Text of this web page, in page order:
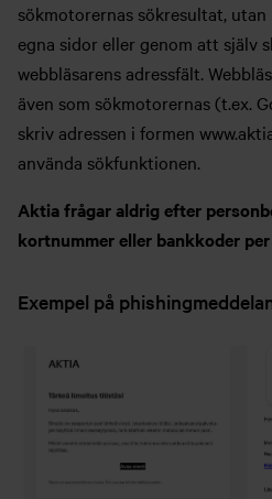
sökmotorernas sökresultat,
egna sidor eller genom att själv
webbläsarens adressfält.
även som sökmotorernas (t.ex.
skriv adressen i formen
använda sökfunktionen.
Aktia frågar aldrig efter
kortnummer eller bankkoder
Exempel på